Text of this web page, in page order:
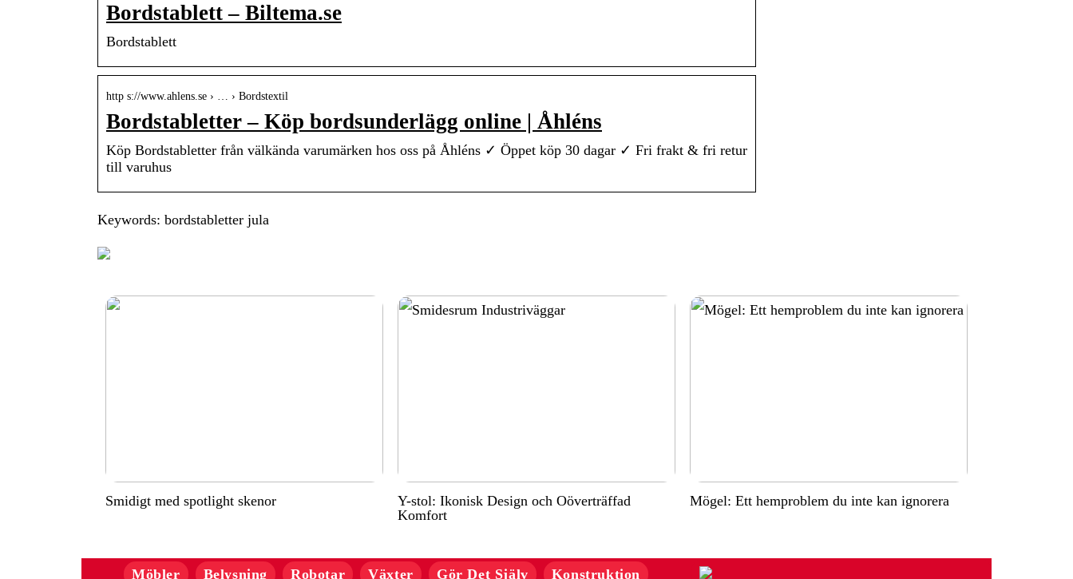
Bordstablett – Biltema.se
Bordstablett
http s://www.ahlens.se › … › Bordstextil
Bordstabletter – Köp bordsunderlägg online | Åhléns
Köp Bordstabletter från välkända varumärken hos oss på Åhléns ✓ Öppet köp 30 dagar ✓ Fri frakt & fri retur
till varuhus
Keywords: bordstabletter jula
Smidigt med spotlight skenor
Y-stol: Ikonisk Design och Oöverträffad
Komfort
Mögel: Ett hemproblem du inte kan ignorera
Möbler Belysning Robotar Växter Gör Det Själv Konstruktion